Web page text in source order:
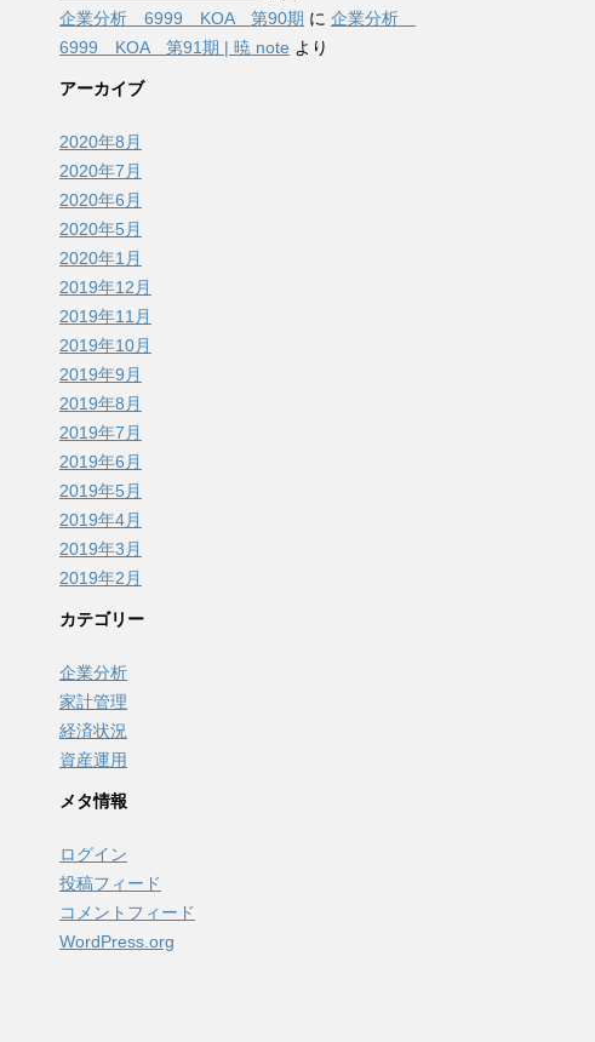
企業分析 6999 KOA 第90期 に 企業分析
6999 KOA 第91期 | 暁 note より
アーカイブ
2020年8月
2020年7月
2020年6月
2020年5月
2020年1月
2019年12月
2019年11月
2019年10月
2019年9月
2019年8月
2019年7月
2019年6月
2019年5月
2019年4月
2019年3月
2019年2月
カテゴリー
企業分析
家計管理
経済状況
資産運用
メタ情報
ログイン
投稿フィード
コメントフィード
WordPress.org